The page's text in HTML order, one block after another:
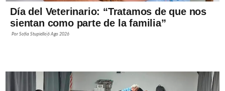
Día del Veterinario: “Tratamos de que nos
sientan como parte de la familia”
PorSofía Stupiello6 Ago 2026